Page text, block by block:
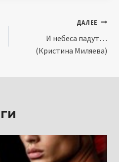
ДАЛЕЕ
И небеса падут…
(Кристина Миляева)